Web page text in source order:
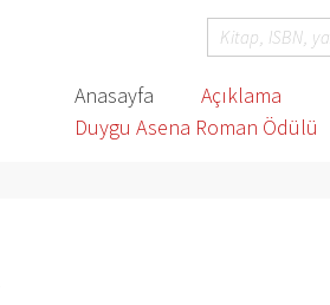
Anasayfa Açıklama
Duygu Asena Roman Ödülü